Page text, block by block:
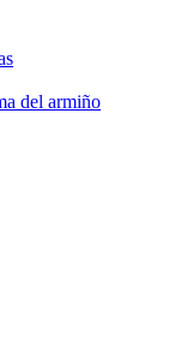
del armiño